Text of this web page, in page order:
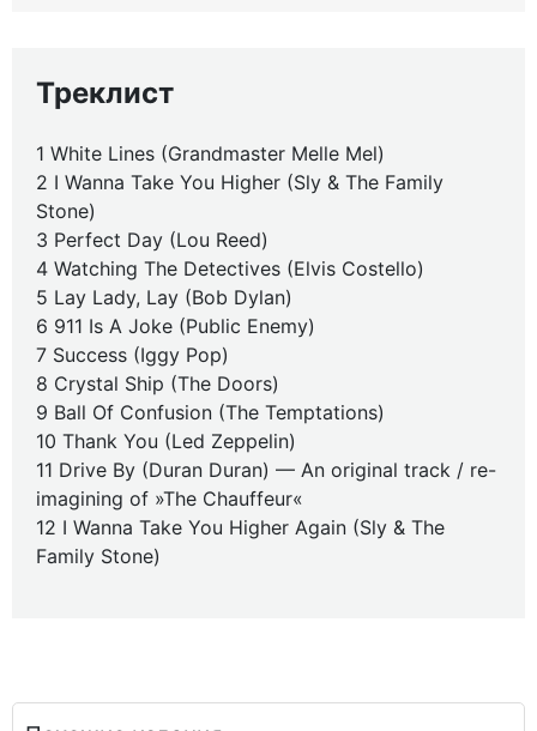
Треклист
1 White Lines (Grandmaster Melle Mel)
2 I Wanna Take You Higher (Sly & The Family
Stone)
3 Perfect Day (Lou Reed)
4 Watching The Detectives (Elvis Costello)
5 Lay Lady, Lay (Bob Dylan)
6 911 Is A Joke (Public Enemy)
7 Success (Iggy Pop)
8 Crystal Ship (The Doors)
9 Ball Of Confusion (The Temptations)
10 Thank You (Led Zeppelin)
11 Drive By (Duran Duran) — An original track / re-
imagining of »The Chauffeur«
12 I Wanna Take You Higher Again (Sly & The
Family Stone)